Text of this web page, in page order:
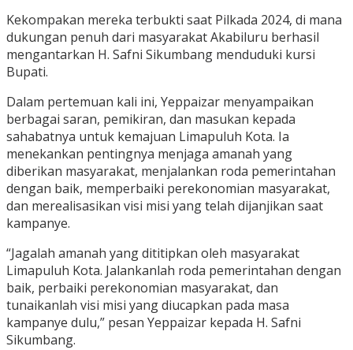
Kekompakan mereka terbukti saat Pilkada 2024, di mana
dukungan penuh dari masyarakat Akabiluru berhasil
mengantarkan H. Safni Sikumbang menduduki kursi
Bupati.
Dalam pertemuan kali ini, Yeppaizar menyampaikan
berbagai saran, pemikiran, dan masukan kepada
sahabatnya untuk kemajuan Limapuluh Kota. Ia
menekankan pentingnya menjaga amanah yang
diberikan masyarakat, menjalankan roda pemerintahan
dengan baik, memperbaiki perekonomian masyarakat,
dan merealisasikan visi misi yang telah dijanjikan saat
kampanye.
“Jagalah amanah yang dititipkan oleh masyarakat
Limapuluh Kota. Jalankanlah roda pemerintahan dengan
baik, perbaiki perekonomian masyarakat, dan
tunaikanlah visi misi yang diucapkan pada masa
kampanye dulu,” pesan Yeppaizar kepada H. Safni
Sikumbang.